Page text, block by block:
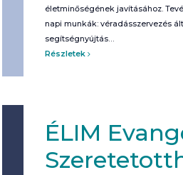
életminőségének javításához.
napi munkák: véradásszervezés
segítségnyújtás…
Részletek
ÉLIM